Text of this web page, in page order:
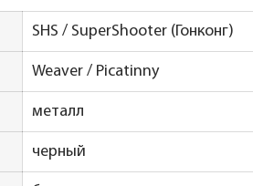
SHS / SuperShooter (Гонконг)
Weaver / Picatinny
металл
черный